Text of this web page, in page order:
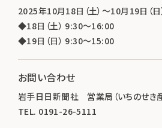
2025年10月18日（土）～10月19日（日
◆18日（土） 9:30～16:00
◆19日（日） 9:30～15:00
お問い合わせ
岩手日日新聞社 営業局（いちのせき
TEL. 0191-26-5111